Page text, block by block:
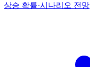
상승 확률·시나리오 전망